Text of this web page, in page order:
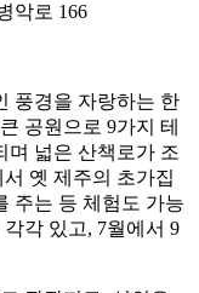
악로 166
풍경을 자랑하는 한
공원으로 9가지 테
며 넓은 산책로가 조
옛 제주의 초가집
주는 등 체험도 가능
각 있고, 7월에서 9